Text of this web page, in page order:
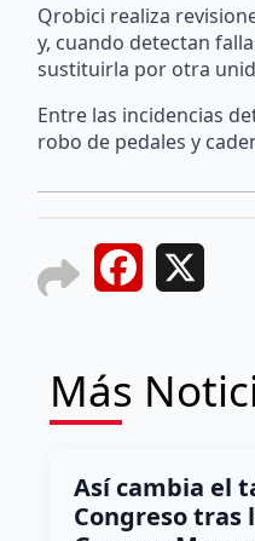
Qrobici realiza
y, cuando detectan
sustituirla por otra
Entre las incidencias
robo de pedales y
Facebook
Más
Así cambia el
Congreso tras